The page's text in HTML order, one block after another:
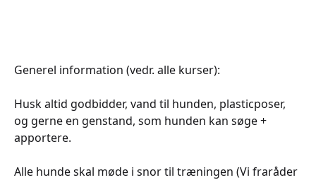
Generel information (vedr. alle kurser):
Husk altid godbidder, vand til hunden, plasticposer,
og gerne en genstand, som hunden kan søge +
apportere.
Alle hunde skal møde i snor til træningen (Vi fraråder